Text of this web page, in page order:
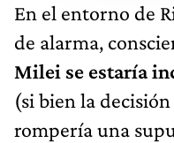
En el entorno de
de alarma,
Milei se estaría
(si bien la
rompería una